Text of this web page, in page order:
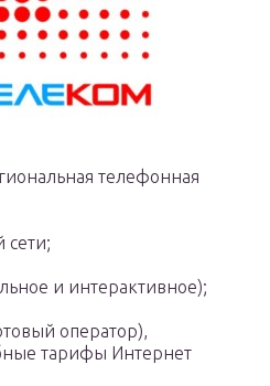
телефонная
сети;
и интерактивное);
оператор),
тарифы Интернет